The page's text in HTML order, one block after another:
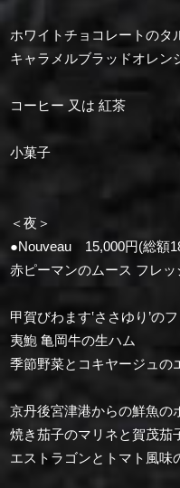
ホワイトチョコレートのタ
キャラメルブラッドオレン
コーヒー 又は 紅茶
小菓子
＜夜＞
●Nouveau 15,000円(総額
赤ピーマンのムース フレッ
甲賀びわます‛ささゆり’の
夷鮑 ⻲岡⽜の生ハム
季節野菜とコキヤージュの
京丹後宮津港からの鮮魚の
焼き茄子のマリネと賀茂茄
エストラゴンとトマト風味